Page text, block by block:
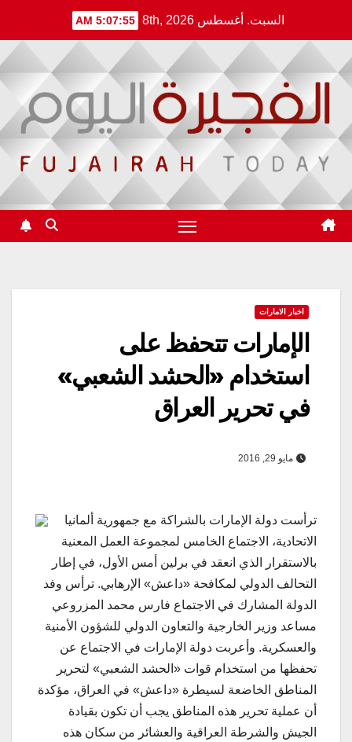
content
السبت. أغسطس 8th, 2026 5:07:56 AM
اخبار الامارات
الإمارات تتحفظ على
استخدام «الحشد الشعبي»
في تحرير العراق
مايو 29, 2016
ترأست دولة الإمارات بالشراكة مع جمهورية ألمانيا
الاتحادية، الاجتماع الخامس لمجموعة العمل المعنية
بالاستقرار الذي انعقد في برلين أمس الأول، في إطار
التحالف الدولي لمكافحة «داعش» الإرهابي. ترأس وفد
الدولة المشارك في الاجتماع فارس محمد المزروعي
مساعد وزير الخارجية والتعاون الدولي للشؤون الأمنية
والعسكرية. وأعربت دولة الإمارات في الاجتماع عن
تحفظها من استخدام قوات «الحشد الشعبي» لتحرير
المناطق الخاضعة لسيطرة «داعش» في العراق، مؤكدة
أن عملية تحرير هذه المناطق يجب أن تكون بقيادة
الجيش والشرطة العراقية والعشائر من سكان هذه